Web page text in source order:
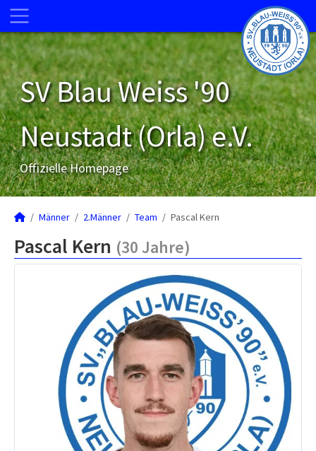
SV Blau Weiss '90
Neustadt (Orla) e.V.
Offizielle Homepage
Männer 2.Männer Team Pascal Kern
Pascal Kern (30 Jahre)